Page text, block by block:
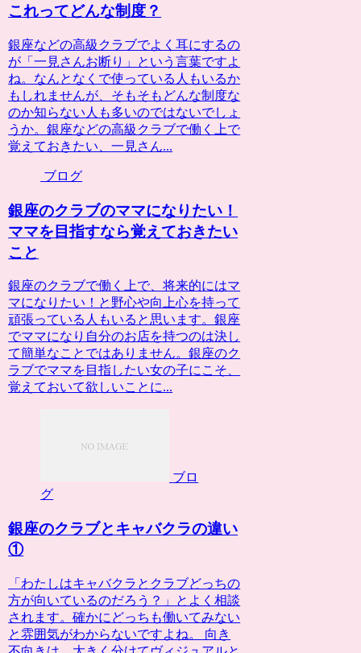
これってどんな制度？
銀座などの高級クラブでよく耳にするの
が「一見さんお断り」という言葉ですよ
ね。なんとなくで使っている人もいるか
もしれませんが、そもそもどんな制度な
のか知らない人も多いのではないでしょ
うか。銀座などの高級クラブで働く上で
覚えておきたい、一見さん...
ブログ
銀座のクラブのママになりたい！
ママを目指すなら覚えておきたい
こと
銀座のクラブで働く上で、将来的にはマ
マになりたい！と野心や向上心を持って
頑張っている人もいると思います。銀座
でママになり自分のお店を持つのは決し
て簡単なことではありません。銀座のク
ラブでママを目指したい女の子にこそ、
覚えておいて欲しいことに...
ブロ
グ
銀座のクラブとキャバクラの違い
①
「わたしはキャバクラとクラブどっちの
方が向いているのだろう？」とよく相談
されます。確かにどっちも働いてみない
と雰囲気がわからないですよね。 向き